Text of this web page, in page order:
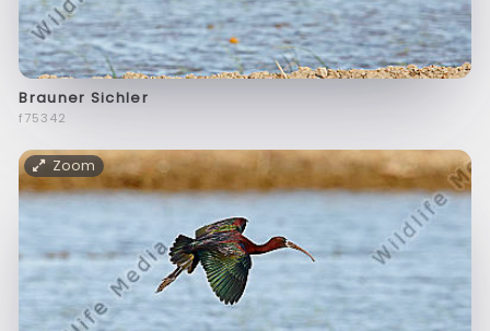
Brauner Sichler
f75342
Zoom